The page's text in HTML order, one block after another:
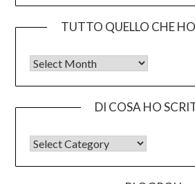
TUTTO QUELLO CHE
Tutto quello che ho scritto
DI COSA HO
DI COSA HO SCRITTO